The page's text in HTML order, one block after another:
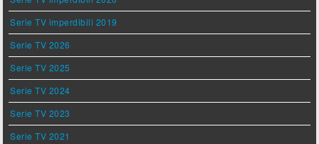
Serie TV imperdibili 2019
Serie TV 2026
Serie TV 2025
Serie TV 2024
Serie TV 2023
Serie TV 2021